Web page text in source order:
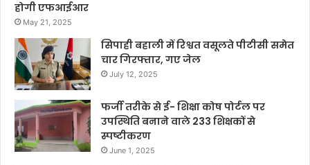
होगी एफआईआर
May 21, 2025
सिपाही बहाली में रिश्वत वसूलते पीटीसी समेत
चार गिरफ्तार, गए जेल
July 12, 2025
फर्जी तरीके से ई- शिक्षा कोष पोर्टल पर
उपस्थिति बनाने वाले 233 शिक्षकों से
स्पष्टीकरण
June 1, 2025